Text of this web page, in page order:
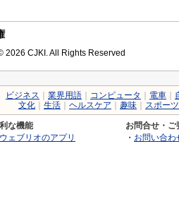
2026 CJKI. All Rights Reserved
ビジネス 業界用語 コンピュータ 電車
文化
生活 ヘルスケア 趣味 スポーツ
な機能
ウェブリオのアプリ
お問合せ・ご
・ お問い合わ